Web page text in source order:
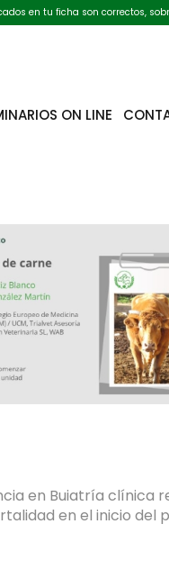
en tu ficha son correctos,
ON LINE
en Buiatría
en el inicio